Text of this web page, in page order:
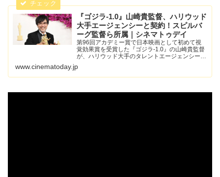
『ゴジラ-1.0』山崎貴監督、ハリウッド
大手エージェンシーと契約！スピルバ
ーグ監督ら所属｜シネマトゥデイ
第96回アカデミー賞で日本映画として初めて視
覚効果賞を受賞した『ゴジラ-1.0』の山崎貴監督
が、ハリウッド大手のタレントエージェンシー・
ンシー）と契約を結んだ。
www.cinematoday.jp